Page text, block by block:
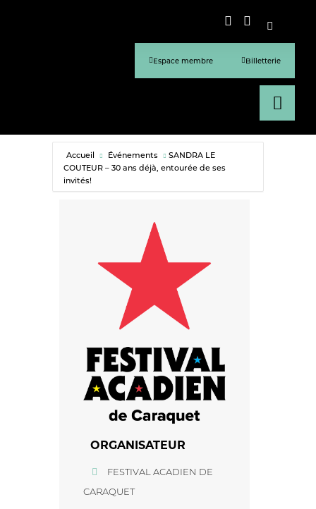
Espace membre Billetterie
Accueil Événements
SANDRA LE
COUTEUR – 30 ans déjà, entourée de ses
invités!
ORGANISATEUR
FESTIVAL ACADIEN DE
CARAQUET